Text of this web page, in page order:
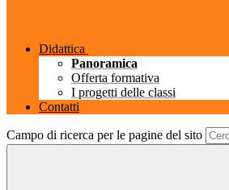
Didattica
Panoramica
Offerta formativa
I progetti delle classi
Contatti
Campo di ricerca per le pagine del sito